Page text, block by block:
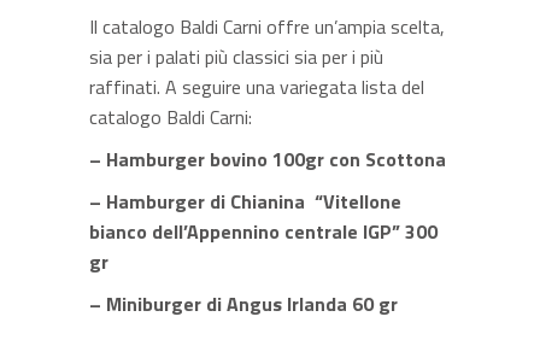
Il catalogo Baldi Carni offre un’ampia scelta,
sia per i palati più classici sia per i più
raffinati. A seguire una variegata lista del
catalogo Baldi Carni:
– Hamburger bovino 100gr con Scottona
– Hamburger di Chianina “Vitellone
bianco dell’Appennino centrale IGP” 300
gr
– Miniburger di Angus Irlanda 60 gr